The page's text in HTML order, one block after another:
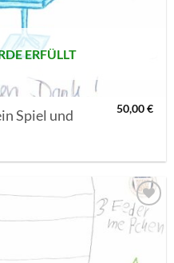
ERFÜLLT
Spiel und
50,00€
AUF MEINE
MERKLISTE